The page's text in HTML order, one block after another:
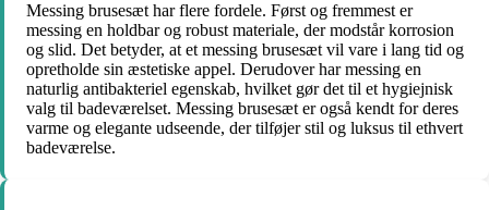
Messing brusesæt har flere fordele. Først og fremmest er
messing en holdbar og robust materiale, der modstår korrosion
og slid. Det betyder, at et messing brusesæt vil vare i lang tid og
opretholde sin æstetiske appel. Derudover har messing en
naturlig antibakteriel egenskab, hvilket gør det til et hygiejnisk
valg til badeværelset. Messing brusesæt er også kendt for deres
varme og elegante udseende, der tilføjer stil og luksus til ethvert
badeværelse.